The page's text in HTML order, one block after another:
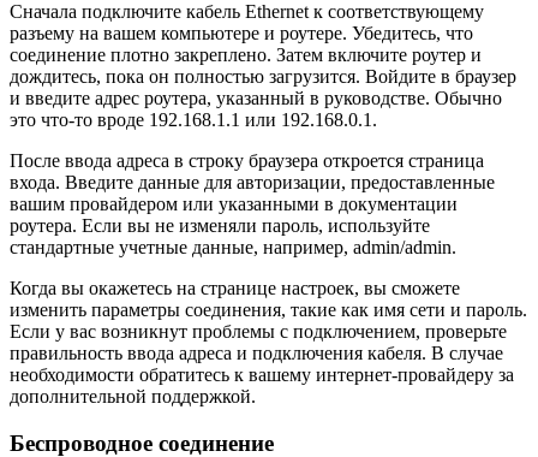
Сначала подключите кабель Ethernet к соответствующему
разъему на вашем компьютере и роутере. Убедитесь, что
соединение плотно закреплено. Затем включите роутер и
дождитесь, пока он полностью загрузится. Войдите в браузер
и введите адрес роутера, указанный в руководстве. Обычно
это что-то вроде 192.168.1.1 или 192.168.0.1.
После ввода адреса в строку браузера откроется страница
входа. Введите данные для авторизации, предоставленные
вашим провайдером или указанными в документации
роутера. Если вы не изменяли пароль, используйте
стандартные учетные данные, например, admin/admin.
Когда вы окажетесь на странице настроек, вы сможете
изменить параметры соединения, такие как имя сети и пароль.
Если у вас возникнут проблемы с подключением, проверьте
правильность ввода адреса и подключения кабеля. В случае
необходимости обратитесь к вашему интернет-провайдеру за
дополнительной поддержкой.
Беспроводное соединение